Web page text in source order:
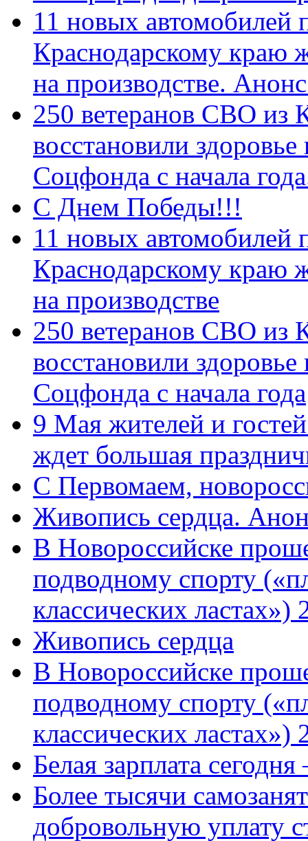
11 новых автомобилей
Краснодарскому краю
на производстве.
250 ветеранов СВО из
восстановили
Соцфонда с начала
С Днем Победы!!!
11 новых автомобилей
Краснодарскому краю
на производстве
250 ветеранов СВО из
восстановили
Соцфонда с начала года
9 Мая жителей и
ждет большая
C Первомаем,
Живопись сердца.
В Новороссийске
подводному спорту
классических
Живопись сердца
В Новороссийске
подводному спорту
классических ластах»)
Белая зарплата
Более тысячи
добровольную уплату